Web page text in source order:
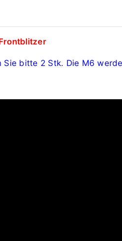
Sie bitte 2 Stk. Die M6